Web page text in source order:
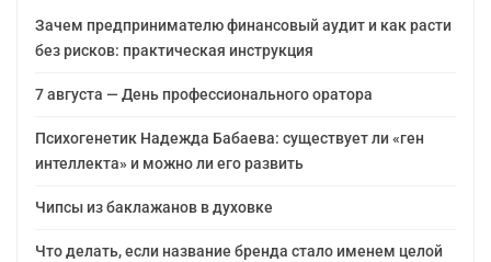
Зачем предпринимателю финансовый аудит и как расти
без рисков: практическая инструкция
7 августа — День профессионального оратора
Психогенетик Надежда Бабаева: существует ли «ген
интеллекта» и можно ли его развить
Чипсы из баклажанов в духовке
Что делать, если название бренда стало именем целой